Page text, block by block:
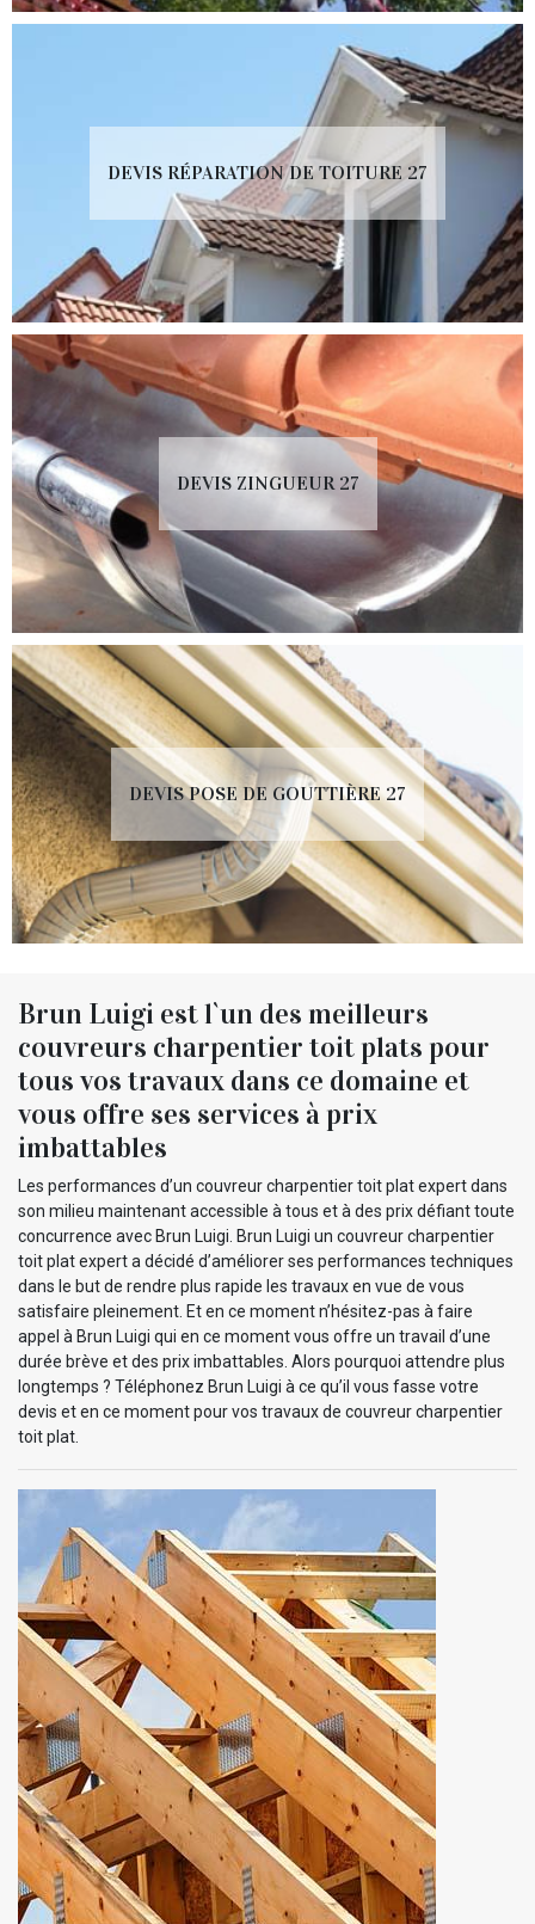
DEVIS RÉPARATION DE TOITURE 27
DEVIS ZINGUEUR 27
DEVIS POSE DE GOUTTIÈRE 27
Brun Luigi est l`un des meilleurs
couvreurs charpentier toit plats pour
tous vos travaux dans ce domaine et
vous offre ses services à prix
imbattables
Les performances d’un couvreur charpentier toit plat expert dans
son milieu maintenant accessible à tous et à des prix défiant toute
concurrence avec Brun Luigi. Brun Luigi un couvreur charpentier
toit plat expert a décidé d’améliorer ses performances techniques
dans le but de rendre plus rapide les travaux en vue de vous
satisfaire pleinement. Et en ce moment n’hésitez-pas à faire
appel à Brun Luigi qui en ce moment vous offre un travail d’une
durée brève et des prix imbattables. Alors pourquoi attendre plus
longtemps ? Téléphonez Brun Luigi à ce qu’il vous fasse votre
devis et en ce moment pour vos travaux de couvreur charpentier
toit plat.